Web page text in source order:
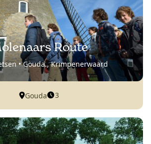
Route
• Gouda., Krimpenerwaard
Gouda 3